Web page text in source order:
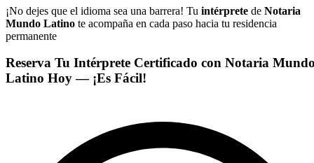
¡No dejes que el idioma sea una barrera! Tu intérprete de Notaria
Mundo Latino te acompaña en cada paso hacia tu residencia
permanente
Reserva Tu Intérprete Certificado con Notaria
Latino Hoy — ¡Es Fácil!